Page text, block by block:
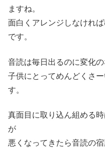
ますね。
面白くアレンジしなけれ
です。
音読は毎日出るのに変化の
子供にとってめんどくさ
す。
真面目に取り込ん組める
が
悪くなってきたら音読の